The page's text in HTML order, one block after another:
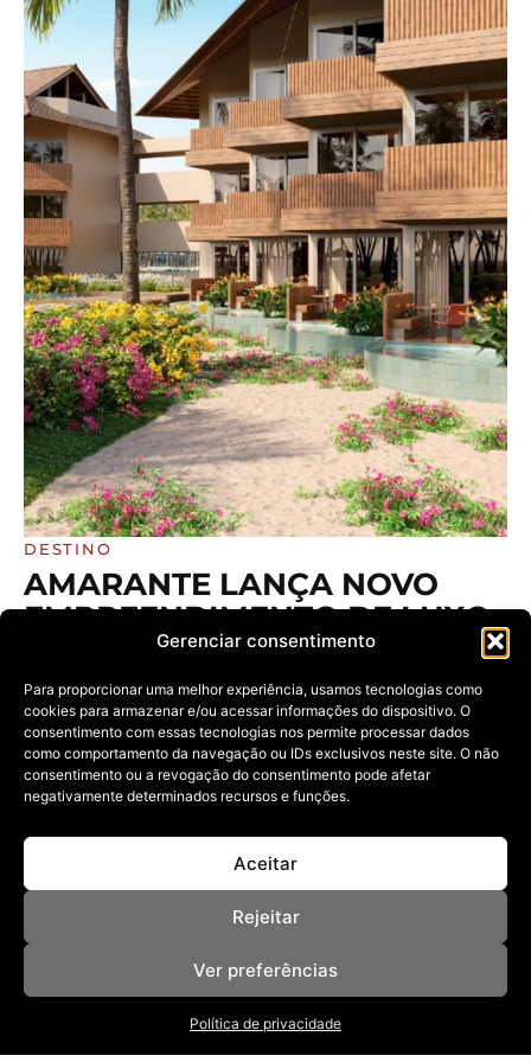
Gerenciar consentimento
Para proporcionar uma melhor experiência, usamos tecnologias como
cookies para armazenar e/ou acessar informações do dispositivo. O
consentimento com essas tecnologias nos permite processar dados
como comportamento da navegação ou IDs exclusivos neste site. O não
consentimento ou a revogação do consentimento pode afetar
negativamente determinados recursos e funções.
Aceitar
Rejeitar
Ver preferências
Política de privacidade
DESTINO
AMARANTE LANÇA NOVO
EMPREENDIMENTO DE LUXO
NA ROTA ECOLÓGICA DOS
MILAGRES, O SALG PATACHO
EXCLUSIVE RESORT
05/03/2026
Primeiro All Inclusive de luxo do Brasil, o Salg Patacho
proporciona experiência
NOSSAS REVISTAS
NEWSLETTER